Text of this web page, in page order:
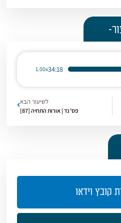
34:18
1.00x
לשיעור הבא
פס' נד | אורות התחיה [87]
קובץ וידאו